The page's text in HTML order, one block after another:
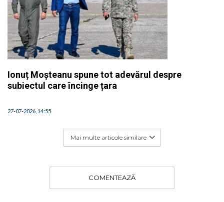
Ionuț Moșteanu spune tot adevărul despre
subiectul care încinge țara
27-07-2026, 14:55
Mai multe articole similare
COMENTEAZĂ